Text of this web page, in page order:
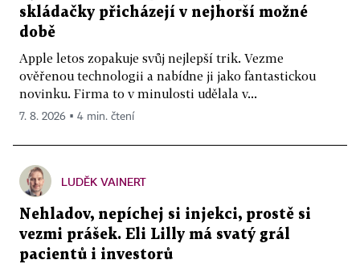
skládačky přicházejí v nejhorší možné
době
Apple letos zopakuje svůj nejlepší trik. Vezme
ověřenou technologii a nabídne ji jako fantastickou
novinku. Firma to v minulosti udělala v...
7. 8. 2026 ▪ 4 min. čtení
LUDĚK VAINERT
Nehladov, nepíchej si injekci, prostě si
vezmi prášek. Eli Lilly má svatý grál
pacientů i investorů